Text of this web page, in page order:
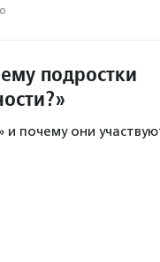
подростки
и почему они